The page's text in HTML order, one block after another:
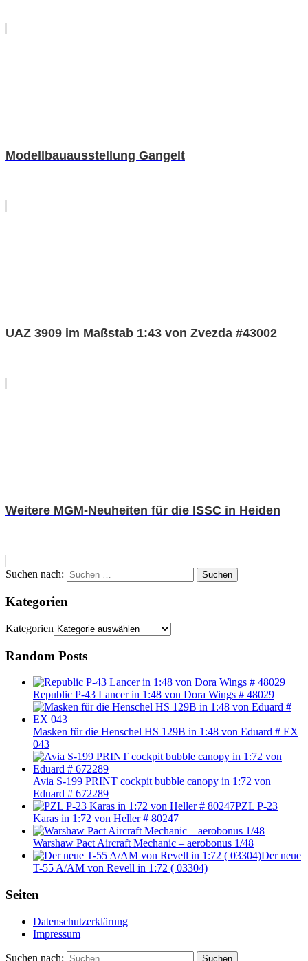
Modellbauausstellung Gangelt
UAZ 3909 im Maßstab 1:43 von Zvezda #43002
Weitere MGM-Neuheiten für die ISSC in Heiden
Suchen nach: Suchen
Kategorien
Kategorien
Random Posts
Republic P-43 Lancer in 1:48 von Dora Wings # 48029
Masken für die Henschel HS 129B in 1:48 von Eduard # EX
043
Avia S-199 PRINT cockpit bubble canopy in 1:72 von
Eduard # 672289
PZL P-23
Karas in 1:72 von Heller # 80247
Warshaw Pact Aircraft Mechanic – aerobonus 1/48
Der neue
T-55 A/AM von Revell in 1:72 ( 03304)
Seiten
Datenschutzerklärung
Impressum
Suchen nach: Suchen